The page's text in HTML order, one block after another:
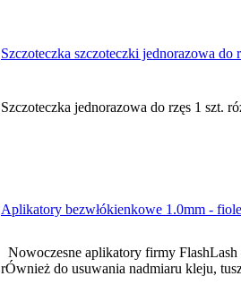
Szczoteczka szczoteczki jednorazowa do
Szczoteczka jednorazowa do rzęs 1 szt.
Aplikatory bezwłókienkowe 1.0mm -
Nowoczesne aplikatory firmy
rÓwnież do usuwania nadmiaru kleju,